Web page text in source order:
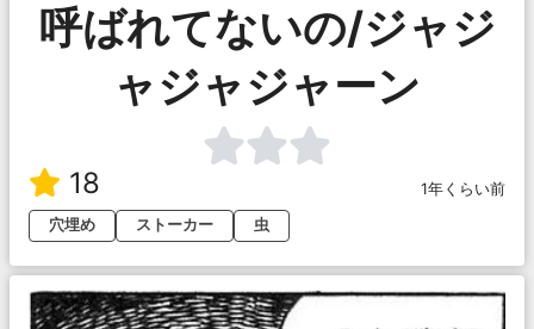
呼ばれてないの/ジャジ
ャジャジャーン
18
1年くらい前
穴埋め
ストーカー 虫